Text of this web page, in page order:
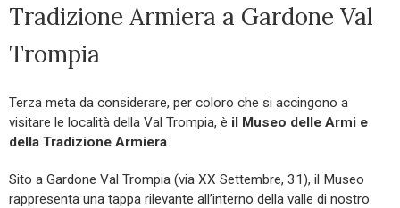
Tradizione Armiera a Gardone Val
Trompia
Terza meta da considerare, per coloro che si accingono a
visitare le località della Val Trompia, è il Museo delle Armi e
della Tradizione Armiera.
Sito a Gardone Val Trompia (via XX Settembre, 31), il Museo
rappresenta una tappa rilevante all’interno della valle di nostro